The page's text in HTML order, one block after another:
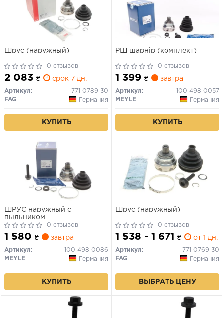
Шрус (наружный)
0 отзывов
2 083 ₴ срок 7 дн.
Артикул:
771 0789 30
FAG
Германия
КУПИТЬ
РШ шарнір (комплект)
0 отзывов
1 399 ₴ завтра
Артикул:
100 498 0057
MEYLE
Германия
КУПИТЬ
ШРУС наружный с
пыльником
0 отзывов
1 580 ₴ завтра
Артикул:
100 498 0086
MEYLE
Германия
КУПИТЬ
Шрус (наружный)
0 отзывов
1 538 - 1 671 ₴ от 1 дн.
Артикул:
771 0769 30
FAG
Германия
ВЫБРАТЬ ЦЕНУ